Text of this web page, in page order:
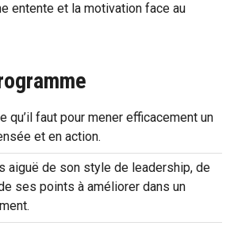
entente et la motivation face au
qu’il faut pour mener efficacement un
et en action.
aiguë de son style de leadership, de
ses points à améliorer dans un